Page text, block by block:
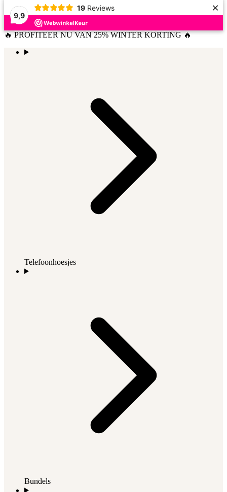
9,9
19 Reviews ×
🔥 PROFITEER NU VAN 25% WINTER KORTING 🔥
Telefoonhoesjes
Bundels